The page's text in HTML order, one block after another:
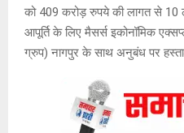
को 409 करोड़ रुपये की लागत से 10
आपूर्ति के लिए मैसर्स इकोनॉमिक
ग्रुप) नागपुर के साथ अनुबंध पर